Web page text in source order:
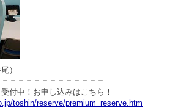
）
＝＝＝＝＝＝＝＝＝＝＝＝
付中！お申し込みはこちら！
toshin/reserve/premium_reserve.htm